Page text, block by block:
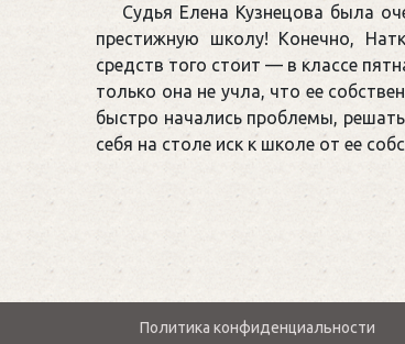
Судья Елена Кузнецова была
престижную школу! Конечно,
средств того стоит — в классе
только она не учла, что ее
быстро начались проблемы,
себя на столе иск к школе от ее
Политика конфиденциальности